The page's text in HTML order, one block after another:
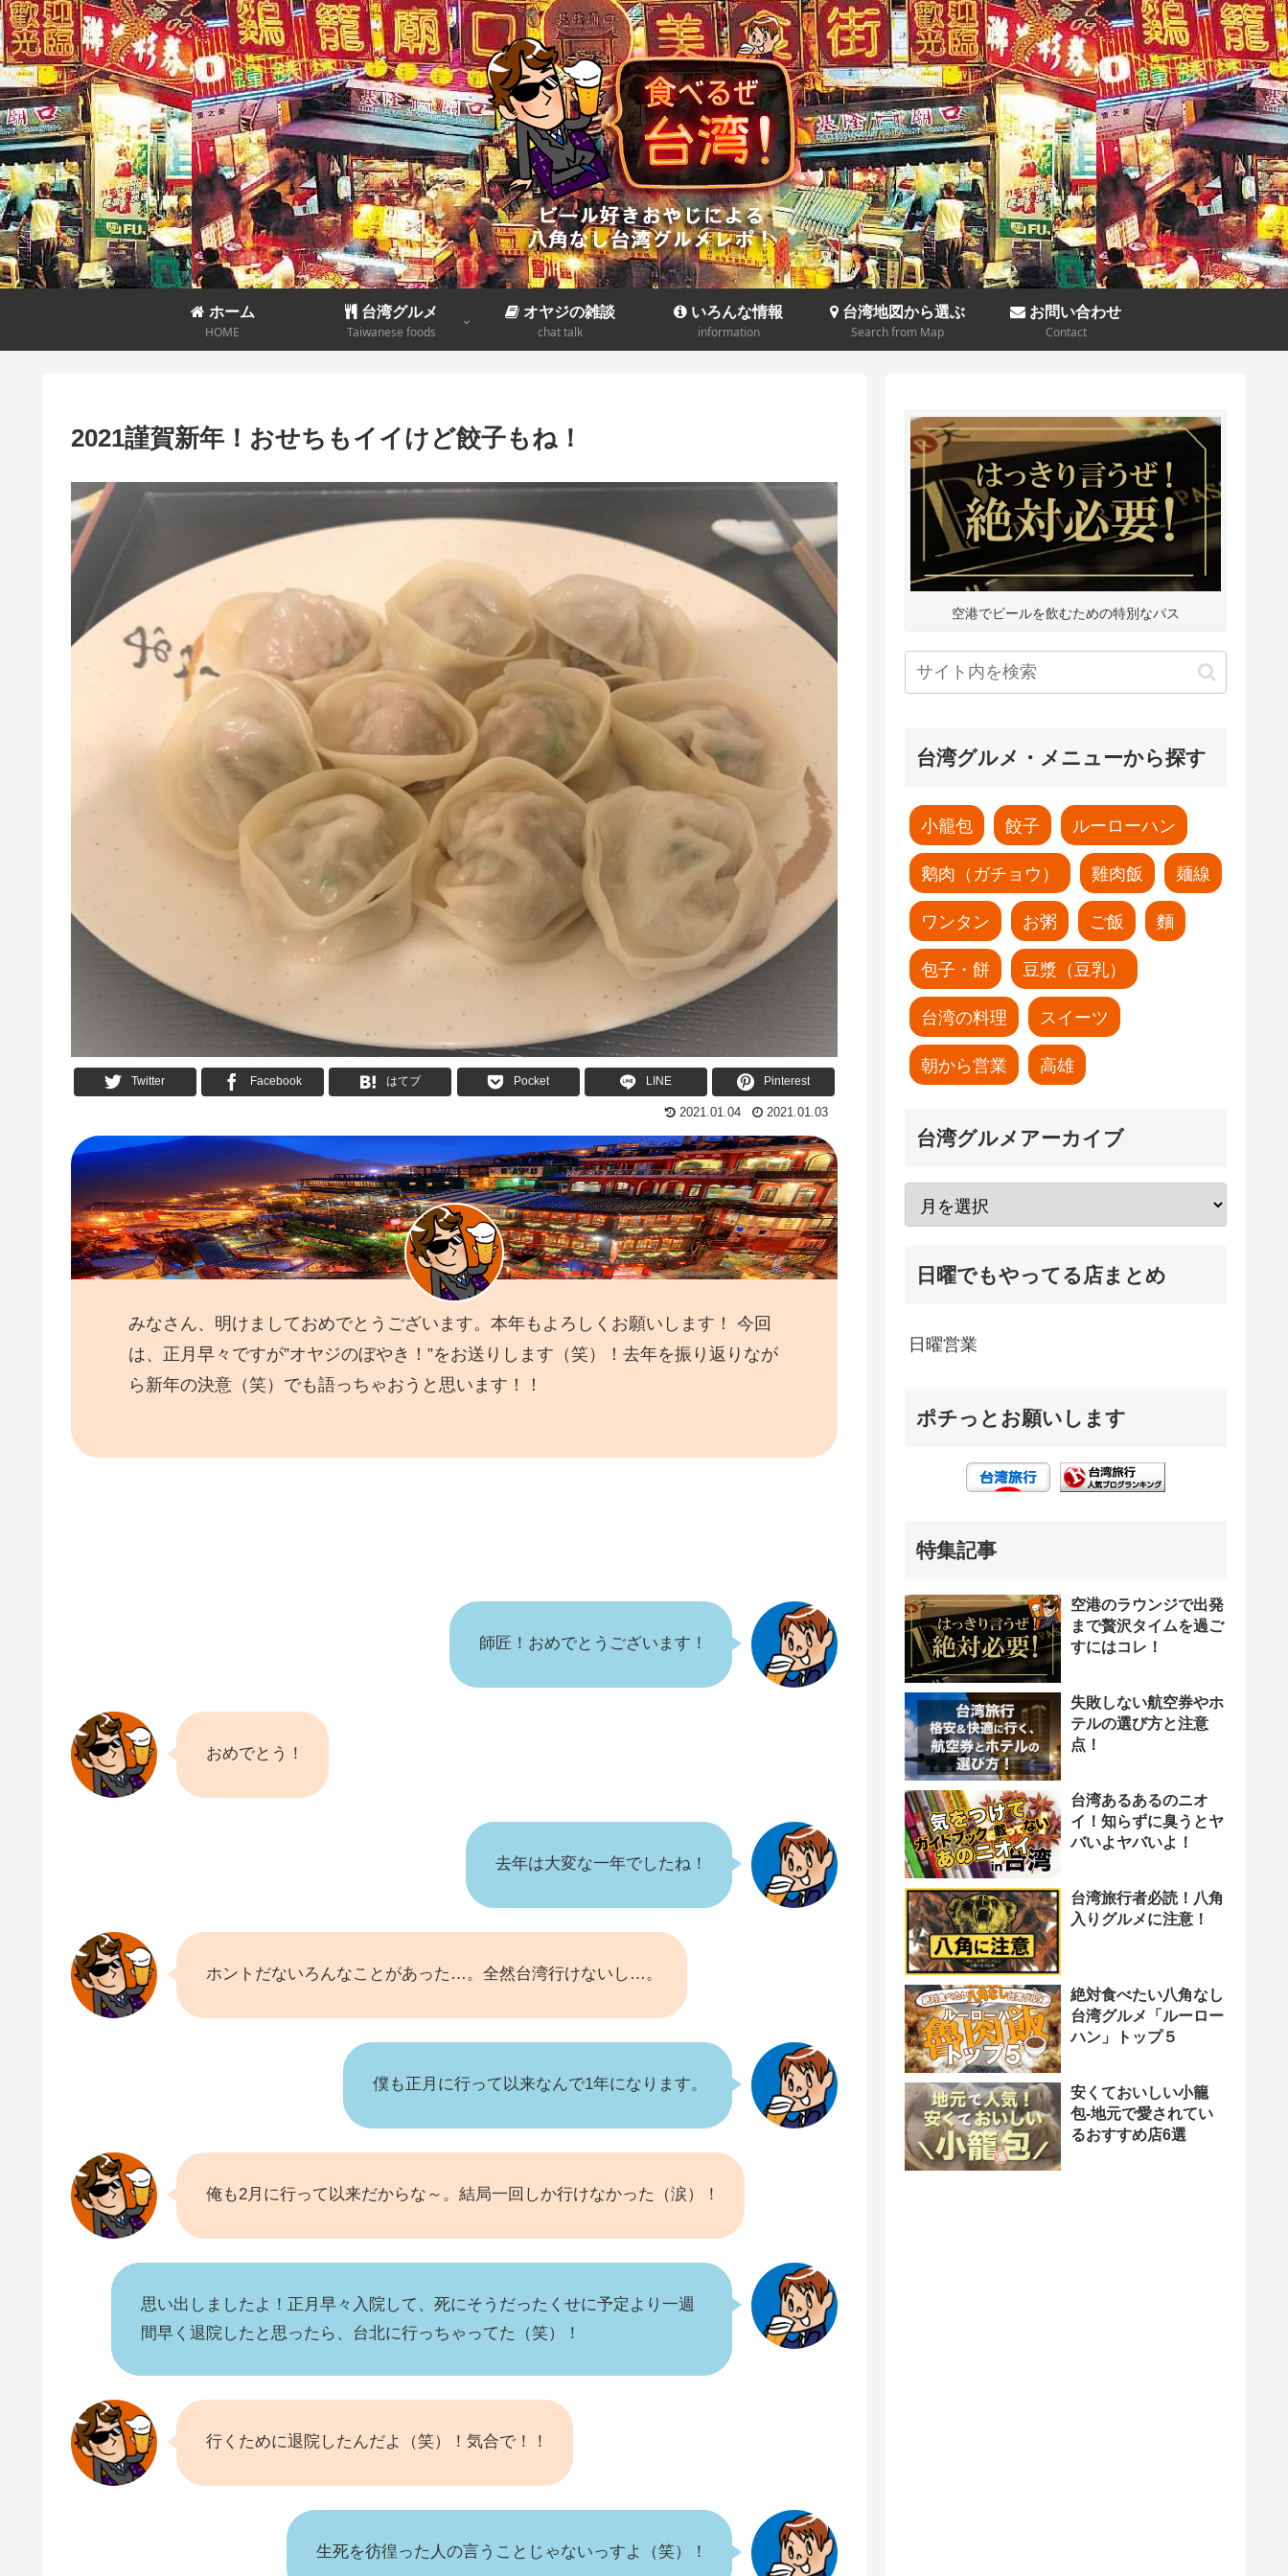
ホーム
HOME
台湾グルメ
Taiwanese foods
オヤジの雑談
chat talk
いろんな情報
information
台湾地図から選ぶ
Search from Map
お問い合わせ
Contact
2021謹賀新年！おせちもイイけど餃子もね！
Twitter Facebook はてブ Pocket LINE Pinterest
2021.01.04 2021.01.03
みなさん、明けましておめでとうございます。本年もよろしくお願いします！ 今回
は、正月早々ですが”オヤジのぼやき！”をお送りします（笑）！去年を振り返りなが
ら新年の決意（笑）でも語っちゃおうと思います！！
師匠！おめでとうございます！
おめでとう！
去年は大変な一年でしたね！
ホントだないろんなことがあった…。全然台湾行けないし…。
僕も正月に行って以来なんで1年になります。
俺も2月に行って以来だからな～。結局一回しか行けなかった（涙）！
思い出しましたよ！正月早々入院して、死にそうだったくせに予定より一週
間早く退院したと思ったら、台北に行っちゃってた（笑）！
行くために退院したんだよ（笑）！気合で！！
生死を彷徨った人の言うことじゃないっすよ（笑）！
空港でビールを飲むための特別なパス
台湾グルメ・メニューから探す
小籠包 餃子 ルーローハン
鹅肉（ガチョウ） 雞肉飯 麺線
ワンタン お粥 ご飯 麵
包子・餅 豆漿（豆乳）
台湾の料理 スイーツ
朝から営業 高雄
台湾グルメアーカイブ
日曜でもやってる店まとめ
日曜営業
ポチっとお願いします
特集記事
空港のラウンジで出発
まで贅沢タイムを過ご
すにはコレ！
失敗しない航空券やホ
テルの選び方と注意
点！
台湾あるあるのニオ
イ！知らずに臭うとヤ
バいよヤバいよ！
台湾旅行者必読！八角
入りグルメに注意！
絶対食べたい八角なし
台湾グルメ「ルーロー
ハン」トップ５
安くておいしい小籠
包-地元で愛されてい
るおすすめ店6選